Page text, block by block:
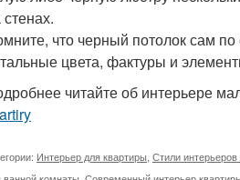
стенах.
что черный потолок сам
цвета, фактуры и
читайте об интерьере
Интерьер для квартиры Стили интерьеров